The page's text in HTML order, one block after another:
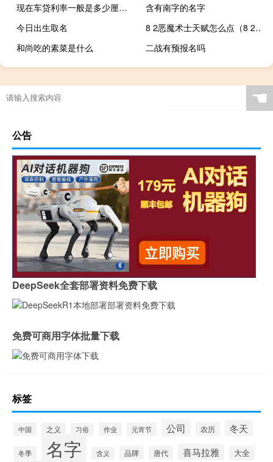
现在车贷利率一般是多少厘（现在车贷利率一般是多少）
含有南字的名字
今日出生取名
8 2恶魔术士天赋怎么点（8 2恶魔术士天赋）
和尚吃的素菜是什么
二战有预报名吗
☚
公告
DeepSeek全套部署资料免费下载
免费可商用字体批量下载
标签
中国 之义 习俗 作业 元宵节 公司 农历 冬天
冬季 名字 含义 品牌 唐代 喜马拉雅 大全